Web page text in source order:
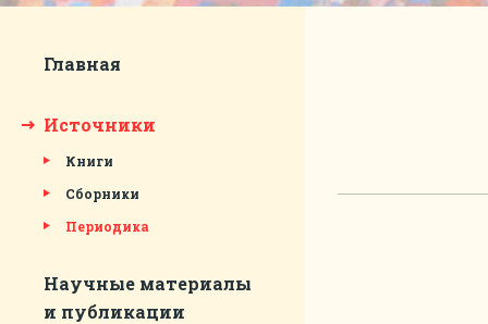
Главная
Источники
Книги
Сборники
Периодика
Научные материалы
и публикации